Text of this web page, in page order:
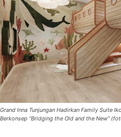
Grand Inna Tunjungan Hadirkan Family Suite
Berkonsep “Bridging the Old and the New”